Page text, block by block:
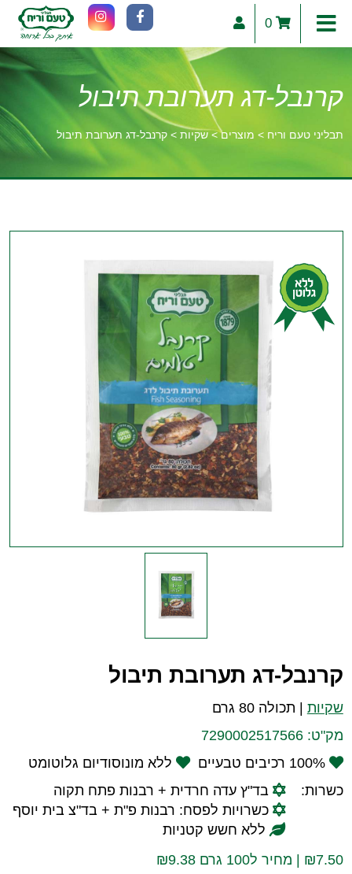
0
קרנבל-דג תערובת תיבול
תבליני טעם וריח > מוצרים>שקיות >קרנבל-דג תערובת תיבול
קרנבל-דג תערובת תיבול
שקיות
תכולה 80 גרם
מק"ט: 7290002517566
100% רכיבים טבעיים
ללא מונוסודיום גלוטומט
כשרות:
בד"ץ עדה חרדית + רבנות פתח תקוה
כשרויות לפסח: רבנות פ"ת + בד"צ בית יוסף
ללא חשש קטניות
₪7.50 | מחיר ל100 גרם ₪9.38